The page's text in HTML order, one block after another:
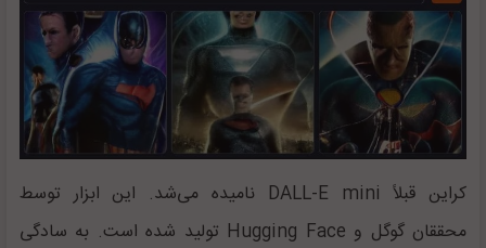
کراین قبلاً DALL-E mini نامیده می‌شد. این ابزار توسط
محققان گوگل و Hugging Face تولید شده است. به سادگی